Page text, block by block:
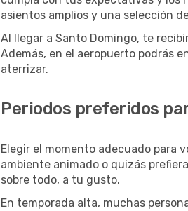
asientos amplios y una selección
Al llegar a Santo Domingo, te
Además, en el aeropuerto podrás
aterrizar.
Periodos preferidos
Elegir el momento adecuado para
ambiente animado o quizás
sobre todo, a tu gusto.
En temporada alta, muchas